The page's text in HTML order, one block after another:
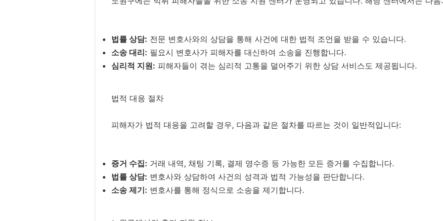
법률 상담: 전문 변호사와의 상담을 통해 사건에 대한 법적 조언을 받을 수 있습니다.
소송 대리: 필요시 변호사가 피해자를 대신하여 소송을 진행합니다.
심리적 지원: 피해자들이 겪는 심리적 고통을 덜어주기 위한 상담 서비스도 제공됩니다.
법적 대응 절차
피해자가 법적 대응을 고려할 경우, 다음과 같은 절차를 따르는 것이 일반적입니다:
증거 수집: 거래 내역, 채팅 기록, 결제 영수증 등 가능한 모든 증거를 수집합니다.
법률 상담: 변호사와 상담하여 사건의 성격과 법적 가능성을 판단합니다.
소송 제기: 변호사를 통해 정식으로 소송을 제기합니다.